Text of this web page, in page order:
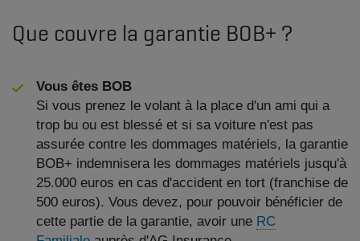
Que couvre la garantie BOB+ ?
Vous êtes BOB
Si vous prenez le volant à la place d'un ami qui a
trop bu ou est blessé et si sa voiture n'est pas
assurée contre les dommages matériels, la garantie
BOB+ indemnisera les dommages matériels jusqu'à
25.000 euros en cas d'accident en tort (franchise de
500 euros). Vous devez, pour pouvoir bénéficier de
cette partie de la garantie, avoir une RC